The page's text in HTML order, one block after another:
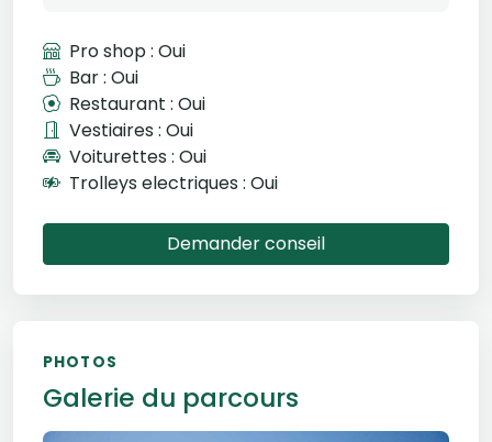
Pro shop : Oui
Bar : Oui
Restaurant : Oui
Vestiaires : Oui
Voiturettes : Oui
Trolleys electriques : Oui
Demander conseil
PHOTOS
Galerie du parcours